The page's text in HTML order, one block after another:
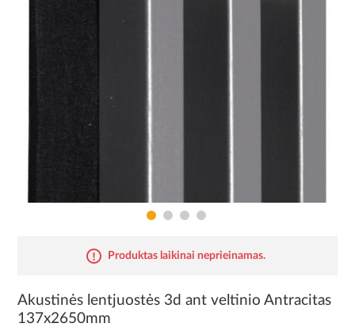
Produktas laikinai neprieinamas.
Akustinės lentjuostės 3d ant veltinio Antracitas
137x2650mm